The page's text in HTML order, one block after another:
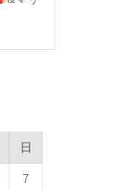
日
7